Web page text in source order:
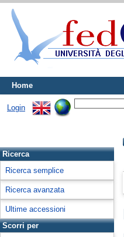
Home
Login
Ricerca
Ricerca semplice
Ricerca avanzata
Ultime accessioni
Scorri per